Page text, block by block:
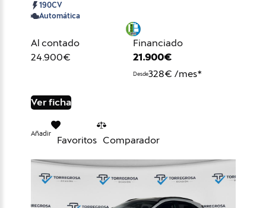
190CV
Automática
Al contado
24.900€
Financiado
21.900€
Desde328€ /mes*
Ver ficha
Añadir
Favoritos Comparador